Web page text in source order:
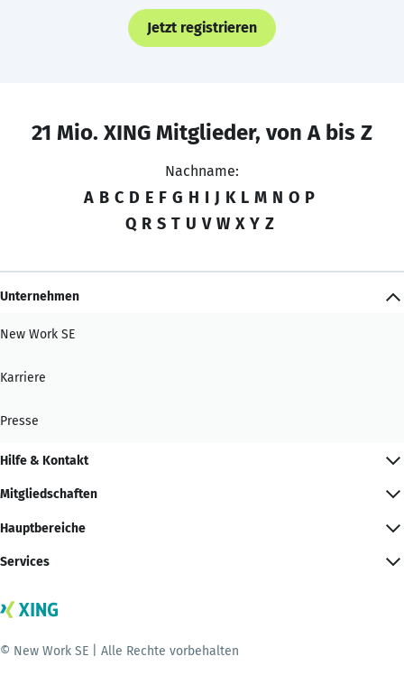
Jetzt registrieren
21 Mio. XING Mitglieder, von A bis Z
Nachname:
A B C D E F G H I J K L M N O P
Q R S T U V W X Y Z
Unternehmen
New Work SE
Karriere
Presse
Hilfe & Kontakt
Mitgliedschaften
Hauptbereiche
Services
© New Work SE | Alle Rechte vorbehalten